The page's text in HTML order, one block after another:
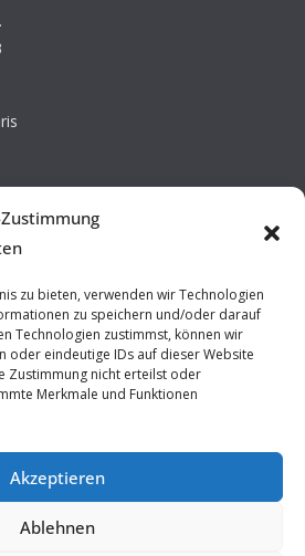
zu bieten, verwenden wir Technologien
zu speichern und/oder darauf
Technologien zustimmst, können wir
oder eindeutige IDs auf dieser Website
Zustimmung nicht erteilst oder
Merkmale und Funktionen
Akzeptieren
Ablehnen